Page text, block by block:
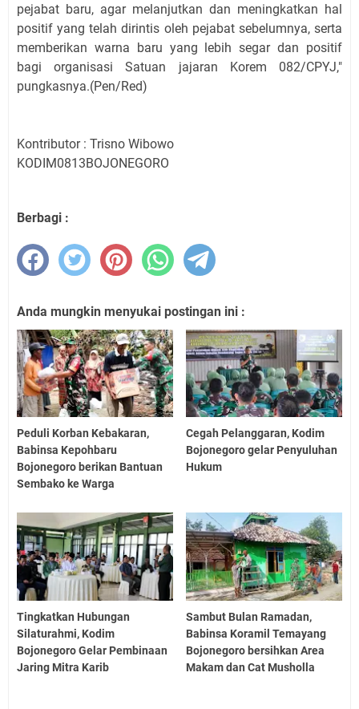
pejabat baru, agar melanjutkan dan meningkatkan hal
positif yang telah dirintis oleh pejabat sebelumnya, serta
memberikan warna baru yang lebih segar dan positif
bagi organisasi Satuan jajaran Korem 082/CPYJ,"
pungkasnya.(Pen/Red)
Kontributor : Trisno Wibowo
KODIM0813BOJONEGORO
Berbagi :
Anda mungkin menyukai postingan ini :
Peduli Korban Kebakaran,
Babinsa Kepohbaru
Bojonegoro berikan Bantuan
Sembako ke Warga
Cegah Pelanggaran, Kodim
Bojonegoro gelar Penyuluhan
Hukum
Tingkatkan Hubungan
Silaturahmi, Kodim
Bojonegoro Gelar Pembinaan
Jaring Mitra Karib
Sambut Bulan Ramadan,
Babinsa Koramil Temayang
Bojonegoro bersihkan Area
Makam dan Cat Musholla